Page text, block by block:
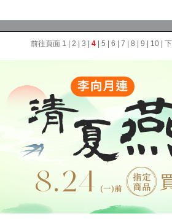
前往頁面 1 2 3 4| 5 6 7 8 9 10|